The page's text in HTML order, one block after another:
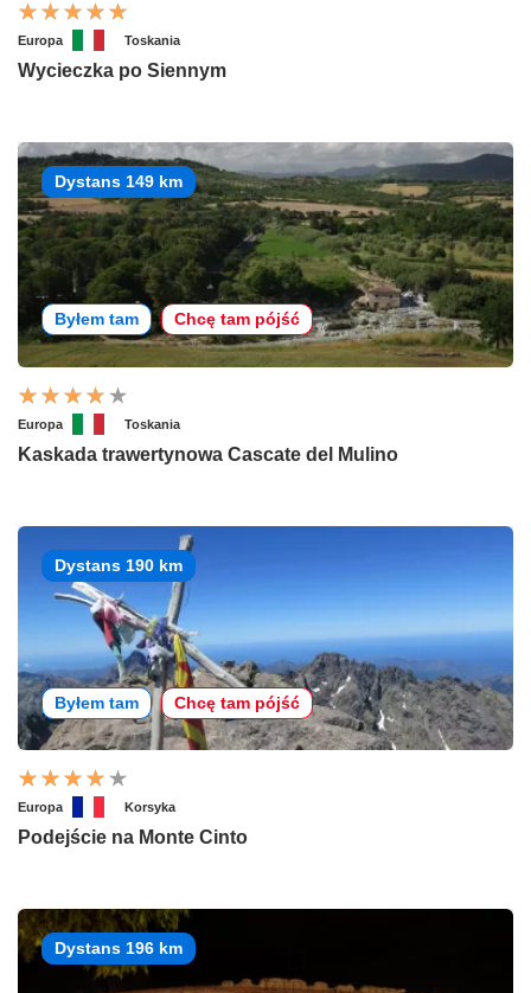
Europa Toskania
Wycieczka po Siennym
Dystans 149 km
Byłem tam Chcę tam pójść
Europa Toskania
Kaskada trawertynowa Cascate del Mulino
Dystans 190 km
Byłem tam Chcę tam pójść
Europa Korsyka
Podejście na Monte Cinto
Dystans 196 km